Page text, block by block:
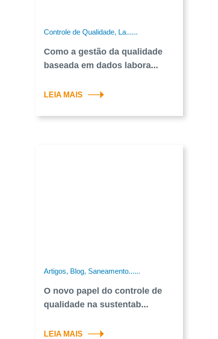
Controle de Qualidade, La......
Como a gestão da qualidade
baseada em dados labora...
LEIA MAIS
Artigos, Blog, Saneamento......
O novo papel do controle de
qualidade na sustentab...
LEIA MAIS